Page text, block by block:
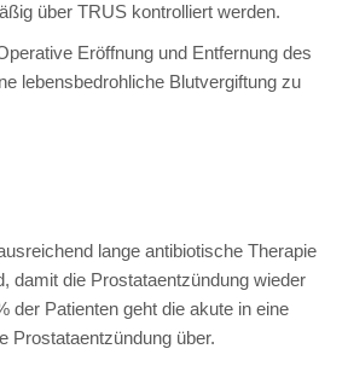
über TRUS kontrolliert werden.
Eröffnung und Entfernung des
lebensbedrohliche Blutvergiftung zu
lange antibiotische Therapie
damit die Prostataentzündung wieder
der Patienten geht die akute in eine
Prostataentzündung über.